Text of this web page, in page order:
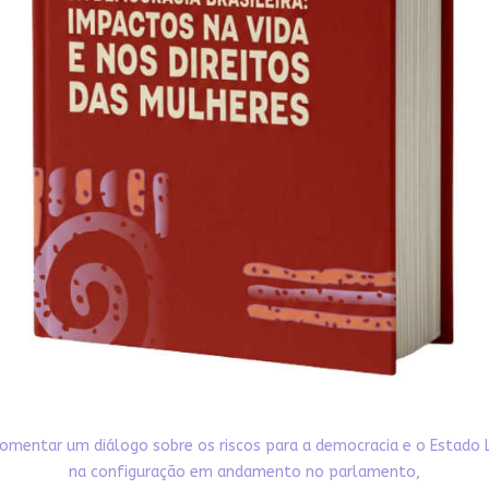
um diálogo sobre os riscos para a democracia e o Estado
na configuração em andamento no parlamento,